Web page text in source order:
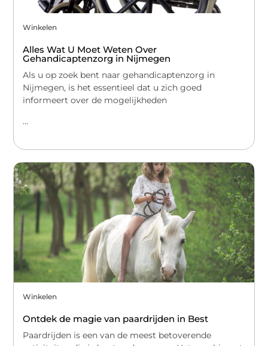
Winkelen
Alles Wat U Moet Weten Over
Gehandicaptenzorg in Nijmegen
Als u op zoek bent naar gehandicaptenzorg in
Nijmegen, is het essentieel dat u zich goed
informeert over de mogelijkheden
...
Winkelen
Ontdek de magie van paardrijden in Best
Paardrijden is een van de meest betoverende